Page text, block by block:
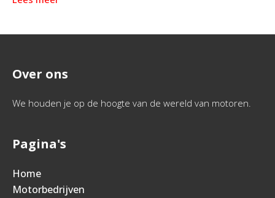
Over ons
We houden je op de hoogte van de wereld van motoren.
Pagina's
Home
Motorbedrijven